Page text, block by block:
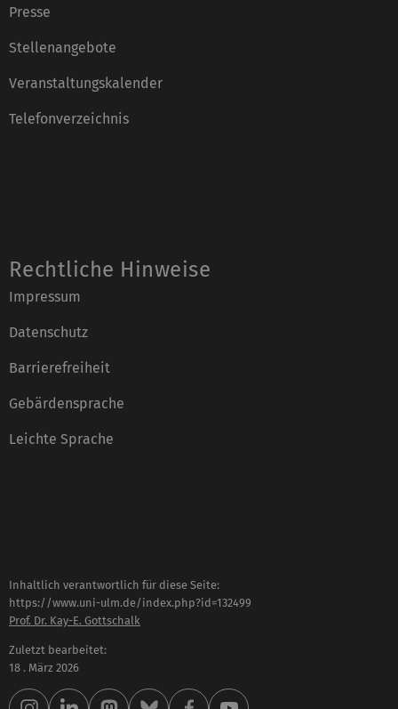
Presse
Stellenangebote
Veranstaltungskalender
Telefonverzeichnis
Rechtliche Hinweise
Impressum
Datenschutz
Barrierefreiheit
Gebärdensprache
Leichte Sprache
Inhaltlich verantwortlich für diese Seite:
https://www.uni-ulm.de/index.php?id=132499
Prof. Dr. Kay-E. Gottschalk
Zuletzt bearbeitet:
18 . März 2026